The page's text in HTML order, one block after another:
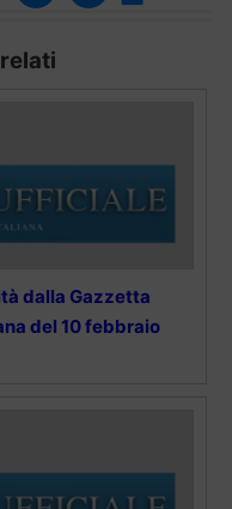
dalla Gazzetta
del 10 febbraio